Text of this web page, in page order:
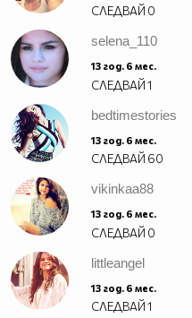
СЛЕДВАЙ 0
selena_110
13 год. 6 мес.
СЛЕДВАЙ1
bedtimestories
13 год. 6 мес.
СЛЕДВАЙ 60
vikinkaa88
13 год. 6 мес.
СЛЕДВАЙ 0
littleangel
13 год. 6 мес.
СЛЕДВАЙ1